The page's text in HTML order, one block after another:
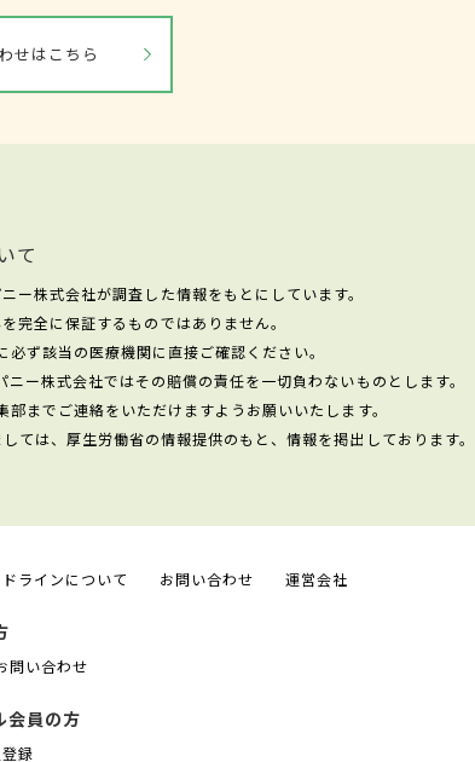
せはこちら
て
ー株式会社が調査した情報をもとにしています。
完全に保証するものではありません。
ず該当の医療機関に直接ご確認ください。
ー株式会社ではその賠償の責任を一切負わないものとします。
までご連絡をいただけますようお願いいたします。
は、厚生労働省の情報提供のもと、情報を掲出しております。
ラインについて お問い合わせ 運営会社
問い合わせ
会員の方
録